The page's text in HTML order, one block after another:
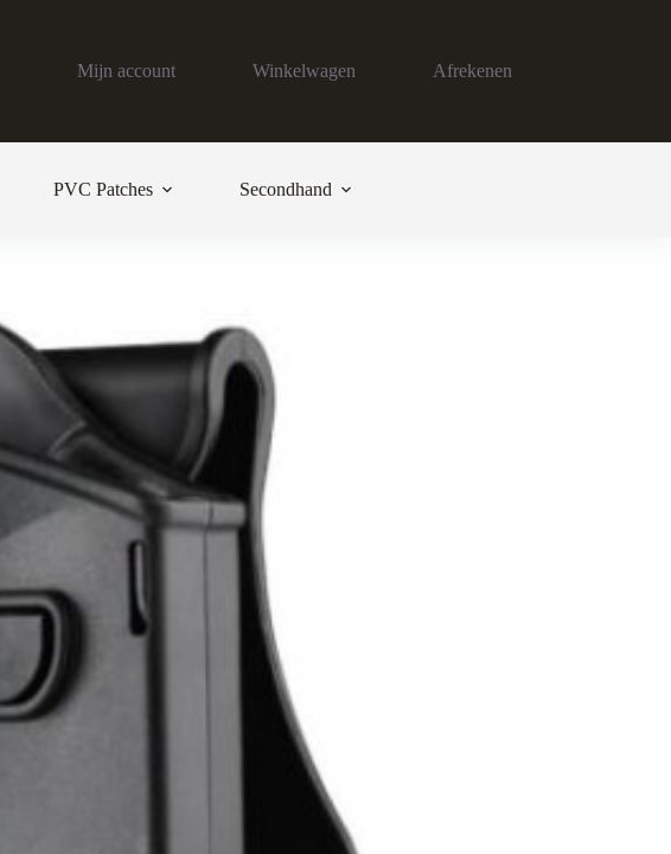
Mijn account Winkelwagen Afrekenen
PVC Patches Secondhand